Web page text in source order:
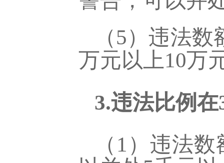
（5）违法数
万元以上10万
3.违法比例
（ 1）违法